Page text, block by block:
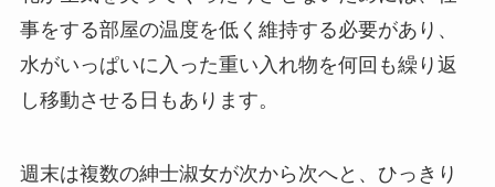
事をする部屋の温度を低く維持する必要があり、
水がいっぱいに入った重い入れ物を何回も繰り返
し移動させる日もあります。
週末は複数の紳士淑女が次から次へと、ひっきり